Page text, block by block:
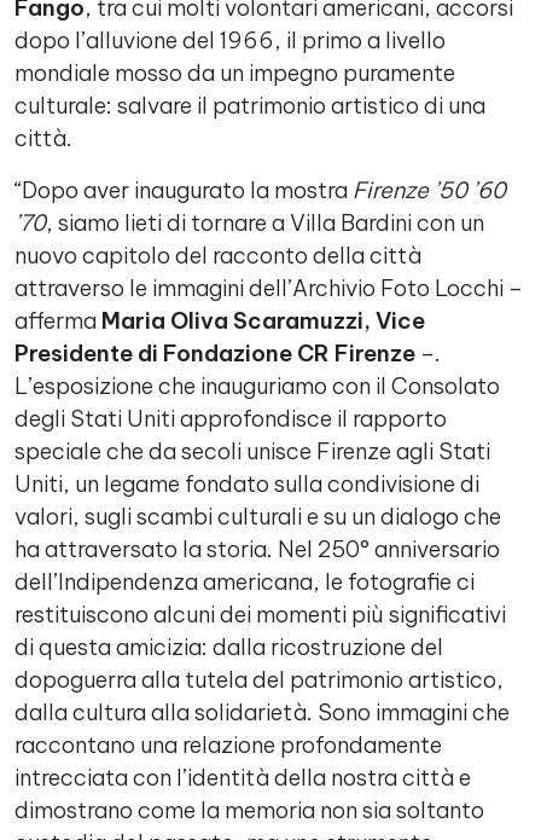
Fango, tra cui molti volontari americani, accorsi
dopo l’alluvione del 1966, il primo a livello
mondiale mosso da un impegno puramente
culturale: salvare il patrimonio artistico di una
città.
“Dopo aver inaugurato la mostra Firenze ’50 ’60
’70, siamo lieti di tornare a Villa Bardini con un
nuovo capitolo del racconto della città
attraverso le immagini dell’Archivio Foto Locchi –
afferma Maria Oliva Scaramuzzi, Vice
Presidente di Fondazione CR Firenze –.
L’esposizione che inauguriamo con il Consolato
degli Stati Uniti approfondisce il rapporto
speciale che da secoli unisce Firenze agli Stati
Uniti, un legame fondato sulla condivisione di
valori, sugli scambi culturali e su un dialogo che
ha attraversato la storia. Nel 250° anniversario
dell’Indipendenza americana, le fotografie ci
restituiscono alcuni dei momenti più significativi
di questa amicizia: dalla ricostruzione del
dopoguerra alla tutela del patrimonio artistico,
dalla cultura alla solidarietà. Sono immagini che
raccontano una relazione profondamente
intrecciata con l’identità della nostra città e
dimostrano come la memoria non sia soltanto